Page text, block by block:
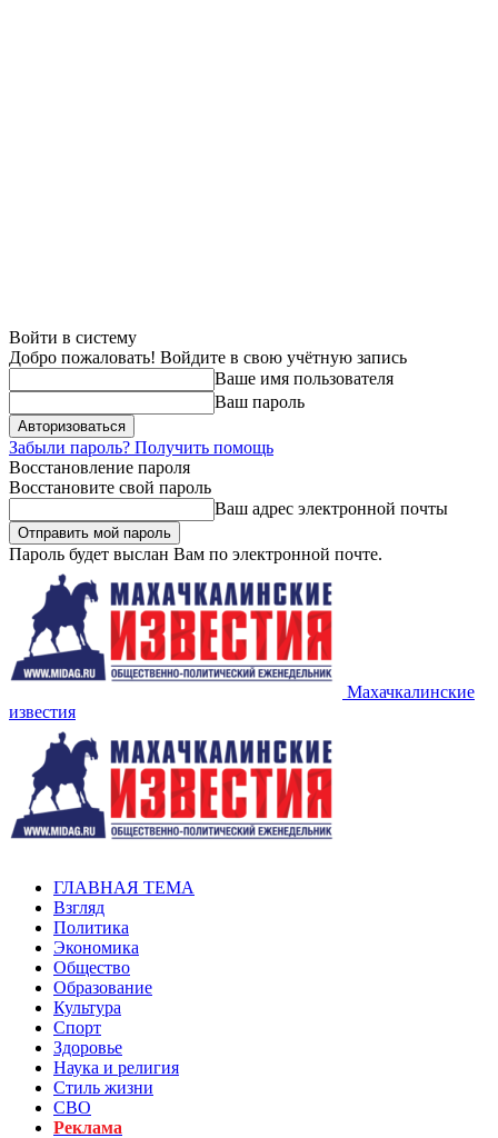
Войти в систему
Добро пожаловать! Войдите в свою учётную запись
Ваше имя пользователя
Ваш пароль
Забыли пароль? Получить помощь
Восстановление пароля
Восстановите свой пароль
Ваш адрес электронной почты
Пароль будет выслан Вам по электронной почте.
Махачкалинские
известия
ГЛАВНАЯ ТЕМА
Взгляд
Политика
Экономика
Общество
Образование
Культура
Спорт
Здоровье
Наука и религия
Стиль жизни
СВО
Реклама